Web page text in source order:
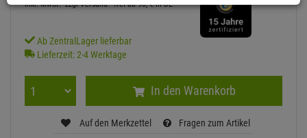
inkl. MwSt. zzgl Versand - frei ab 90,-€ in DE
Ab ZentralLager lieferbar
Lieferzeit: 2-4 Werktage
In den Warenkorb
Auf den Merkzettel Fragen zum Artikel